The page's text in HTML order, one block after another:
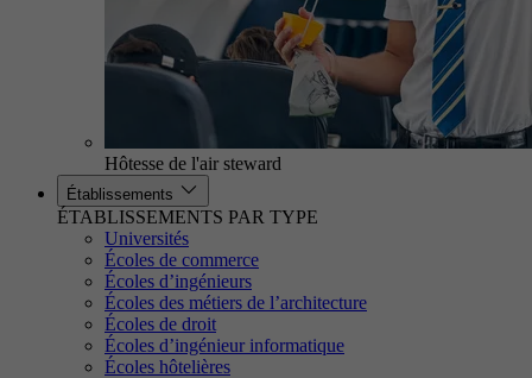
Hôtesse de l'air steward
Établissements
ÉTABLISSEMENTS PAR TYPE
Universités
Écoles de commerce
Écoles d’ingénieurs
Écoles des métiers de l’architecture
Écoles de droit
Écoles d’ingénieur informatique
Écoles hôtelières